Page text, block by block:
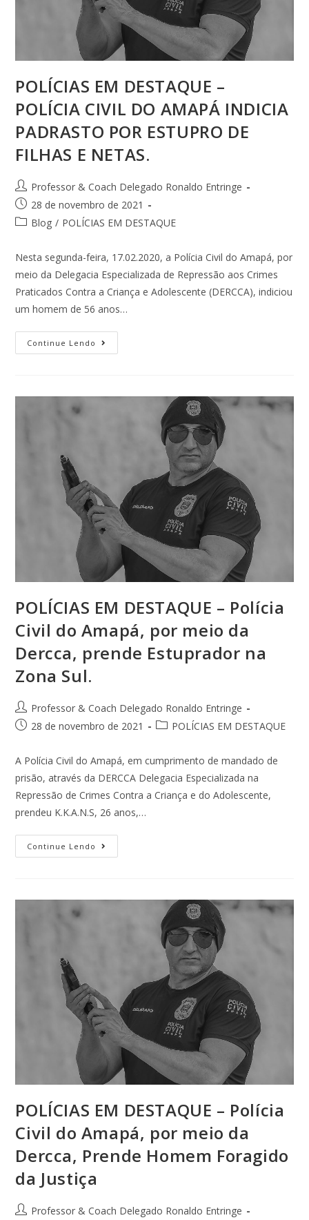
POLÍCIAS EM DESTAQUE –
POLÍCIA CIVIL DO AMAPÁ INDICIA
PADRASTO POR ESTUPRO DE
FILHAS E NETAS.
Professor & Coach Delegado Ronaldo Entringe
28 de novembro de 2021
Blog / POLÍCIAS EM DESTAQUE
Nesta segunda-feira, 17.02.2020, a Polícia Civil do Amapá, por
meio da Delegacia Especializada de Repressão aos Crimes
Praticados Contra a Criança e Adolescente (DERCCA), indiciou
um homem de 56 anos…
Continue Lendo
POLÍCIAS EM DESTAQUE – Polícia
Civil do Amapá, por meio da
Dercca, prende Estuprador na
Zona Sul.
Professor & Coach Delegado Ronaldo Entringe
28 de novembro de 2021
POLÍCIAS EM DESTAQUE
A Polícia Civil do Amapá, em cumprimento de mandado de
prisão, através da DERCCA Delegacia Especializada na
Repressão de Crimes Contra a Criança e do Adolescente,
prendeu K.K.A.N.S, 26 anos,…
Continue Lendo
POLÍCIAS EM DESTAQUE – Polícia
Civil do Amapá, por meio da
Dercca, Prende Homem Foragido
da Justiça
Professor & Coach Delegado Ronaldo Entringe